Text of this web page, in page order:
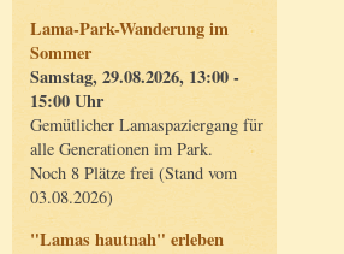
Lama-Park-Wanderung im
Sommer
Samstag, 29.08.2026, 13:00 -
15:00 Uhr
Gemütlicher Lamaspaziergang für
alle Generationen im Park.
Noch 8 Plätze frei (Stand vom
03.08.2026)
"Lamas hautnah" erleben